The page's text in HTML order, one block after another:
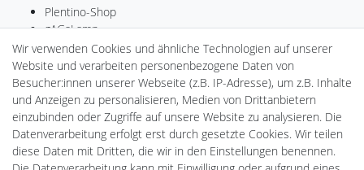
Plentino-Shop
gAGaLamp
Drohnenstore24
Cardanlight-Shop
Batteriespeicher
PlentiSolar
Gebrauchtlicht
Ledkauf
DEYESOLAR
Lightech Connect
Wir verwenden Cookies und ähnliche Technologien auf unserer
Website und verarbeiten personenbezogene Daten von
Besucher:innen unserer Webseite (z.B. IP-Adresse), um z.B. Inhalte
und Anzeigen zu personalisieren, Medien von Drittanbietern
einzubinden oder Zugriffe auf unsere Website zu analysieren. Die
Datenverarbeitung erfolgt erst durch gesetzte Cookies. Wir teilen
diese Daten mit Dritten, die wir in den Einstellungen benennen.